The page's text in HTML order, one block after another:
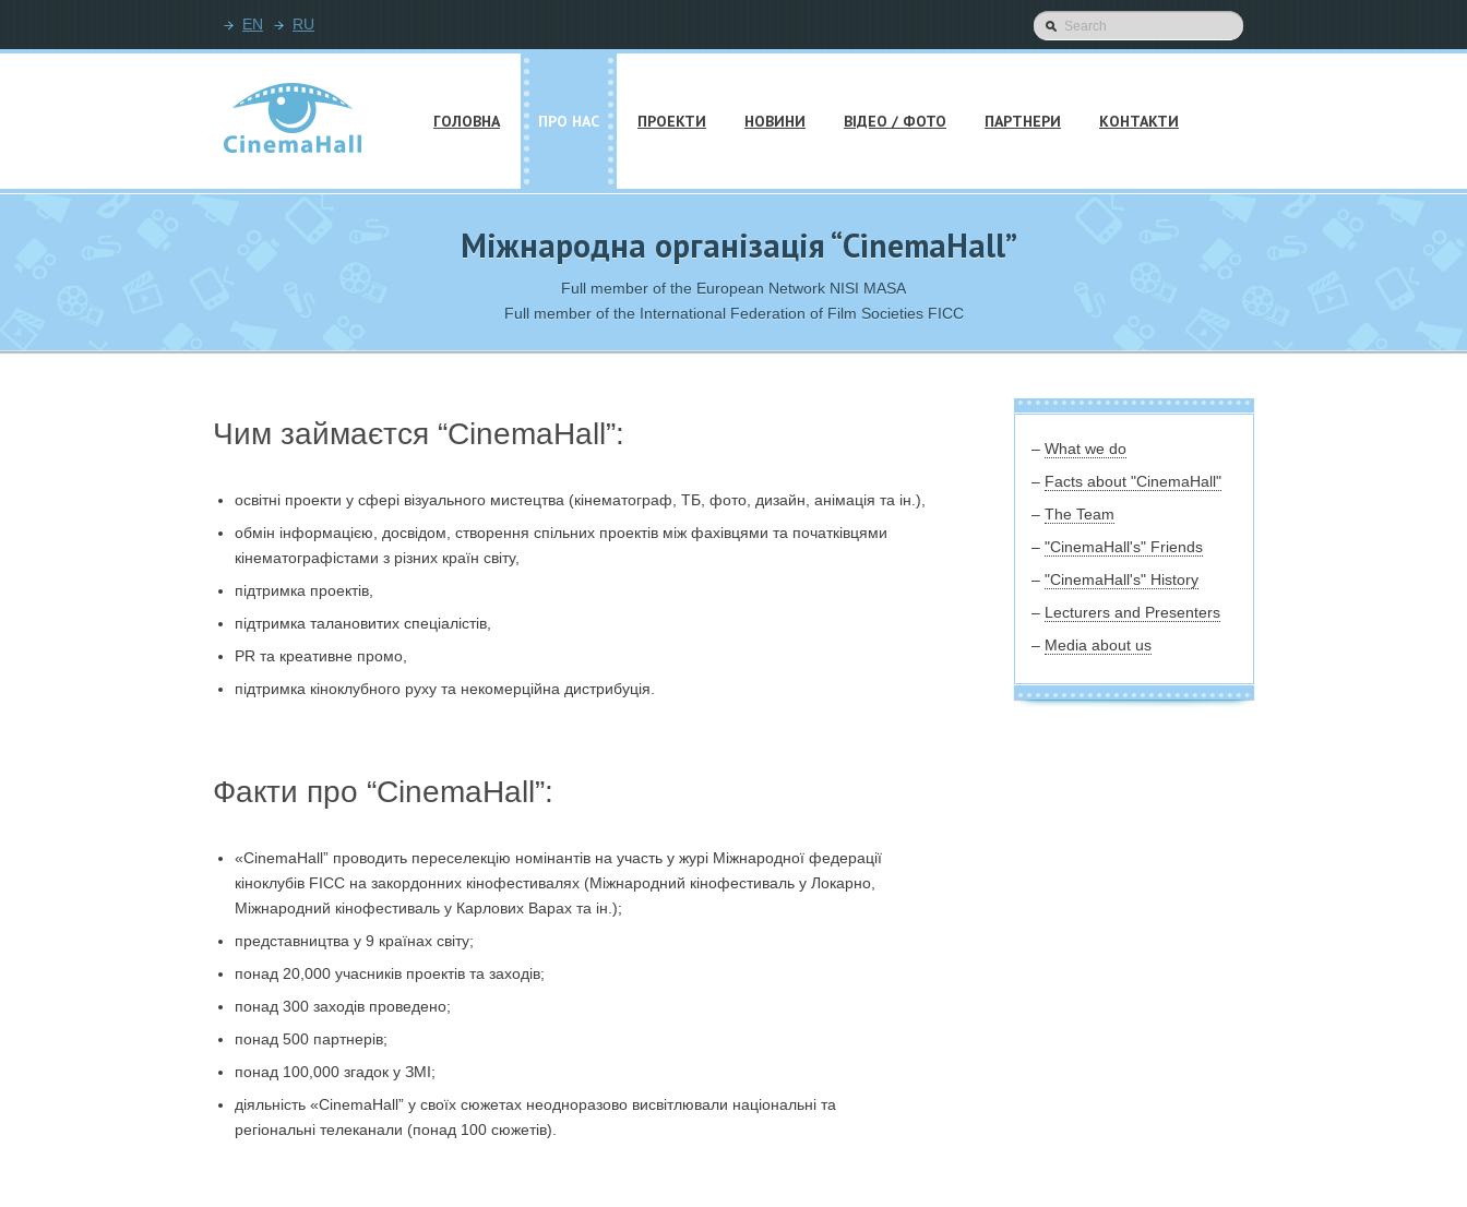
EN RU
ГОЛОВНА ПРО НАС ПРОЕКТИ НОВИНИ ВІДЕО / ФОТО ПАРТНЕРИ КОНТАКТИ
Міжнародна організація “CinemaHall”
Full member of the European Network NISI MASA
Full member of the International Federation of Film Societies FICC
Чим займаєтся “CinemaHall”:
освітні проекти у сфері візуального мистецтва (кінематограф, ТБ, фото, дизайн, анімація та ін.),
обмін інформацією, досвідом, створення спільних проектів між фахівцями та початківцями
кінематографістами з різних країн світу,
підтримка проектів,
підтримка талановитих спеціалістів,
PR та креативне промо,
підтримка кіноклубного руху та некомерційна дистрибуція.
Факти про “CinemaHall”:
«CinemaHall” проводить переселекцію номінантів на участь у журі Міжнародної федерації
кіноклубів FICC на закордонних кінофестивалях (Міжнародний кінофестиваль у Локарно,
Міжнародний кінофестиваль у Карлових Варах та ін.);
представництва у 9 країнах світу;
понад 20,000 учасників проектів та заходів;
понад 300 заходів проведено;
понад 500 партнерів;
понад 100,000 згадок у ЗМІ;
діяльність «CinemaHall” у своїх сюжетах неодноразово висвітлювали національні та
регіональні телеканали (понад 100 сюжетів).
– What we do
– Facts about "CinemaHall"
– The Team
– "CinemaHall's" Friends
– "CinemaHall's" History
– Lecturers and Presenters
– Media about us